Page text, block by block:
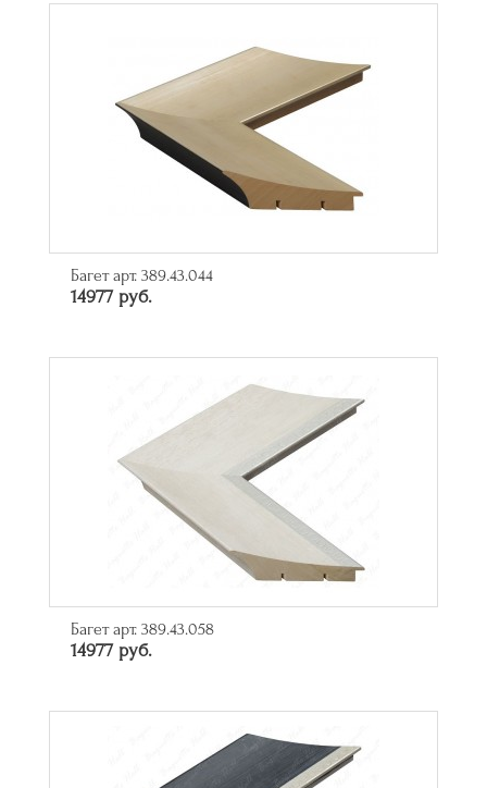
Багет арт. 389.43.044
14977 руб.
Багет арт. 389.43.058
14977 руб.